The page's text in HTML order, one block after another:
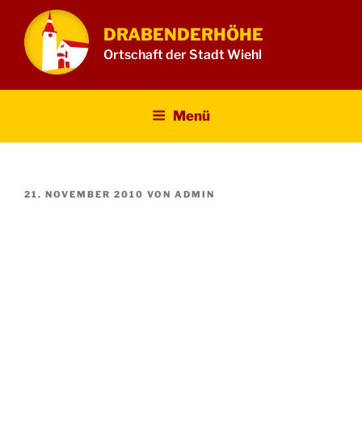
Inhalt
springen
DRABENDERHÖHE
Ortschaft der Stadt Wiehl
Menü
VERÖFFENTLICHT
21. NOVEMBER 2010 VON ADMIN